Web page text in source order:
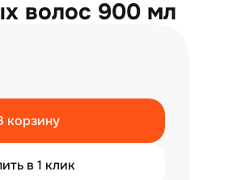
волос 900 мл
корзину
в 1 клик